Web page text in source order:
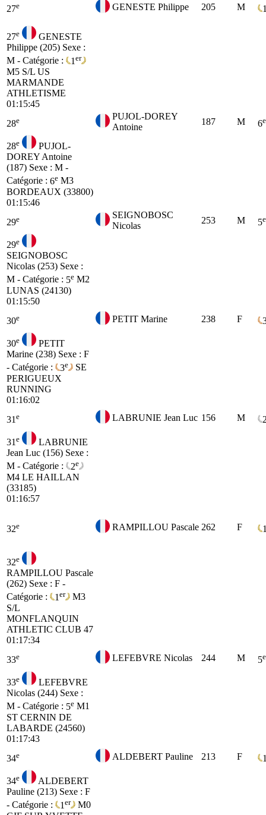
27e GENESTE Philippe 205 M
27e
GENESTE
Philippe (205) Sexe :
M - Catégorie :
1 er
M5 S/L US
MARMANDE
ATHLETISME
01:15:45
28e
PUJOL-DOREY
Antoine
187 M 6e
28e
PUJOL-
DOREY Antoine
(187) Sexe : M -
Catégorie : 6e M3
BORDEAUX (33800)
01:15:46
29e
SEIGNOBOSC
Nicolas
253 M 5e
29e
SEIGNOBOSC
Nicolas (253) Sexe :
M - Catégorie : 5e M2
LUNAS (24130)
01:15:50
30e PETIT Marine 238 F
30e
PETIT
Marine (238) Sexe : F
- Catégorie :
3e
SE
PERIGUEUX
RUNNING
01:16:02
31 e LABRUNIE Jean Luc 156 M
31 e
LABRUNIE
Jean Luc (156) Sexe :
M - Catégorie :
2e
M4 LE HAILLAN
(33185)
01:16:57
32e RAMPILLOU Pascale 262 F
32e
RAMPILLOU Pascale
(262) Sexe : F -
Catégorie :
1 er
M3
S/L
MONFLANQUIN
ATHLETIC CLUB 47
01:17:34
33e LEFEBVRE Nicolas 244 M 5e
33e
LEFEBVRE
Nicolas (244) Sexe :
M - Catégorie : 5e M1
ST CERNIN DE
LABARDE (24560)
01:17:43
34e ALDEBERT Pauline 213 F
34e
ALDEBERT
Pauline (213) Sexe : F
- Catégorie :
1 er
M0